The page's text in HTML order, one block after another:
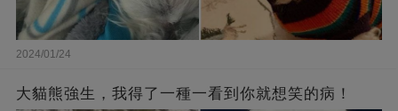
2024/01/24
大貓熊強生，我得了一種一看到你就想笑的病！